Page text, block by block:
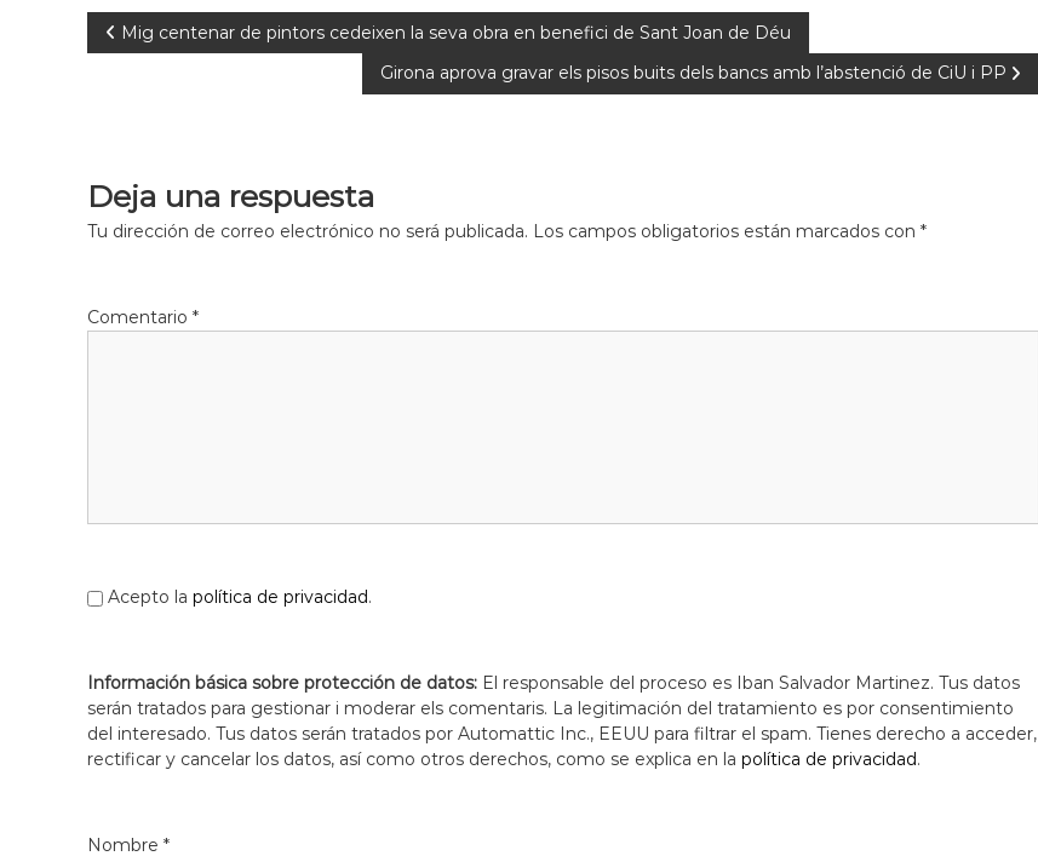
Mig centenar de pintors cedeixen la seva obra en benefici de Sant Joan de Déu
Girona aprova gravar els pisos buits dels bancs amb l’abstenció de CiU i PP
Deja una respuesta
Tu dirección de correo electrónico no será publicada. Los campos obligatorios están marcados con *
Comentario *
Acepto la política de privacidad.
Información básica sobre protección de datos: El responsable del proceso es Iban Salvador Martinez. Tus datos
serán tratados para gestionar i moderar els comentaris. La legitimación del tratamiento es por consentimiento
del interesado. Tus datos serán tratados por Automattic Inc., EEUU para filtrar el spam. Tienes derecho a acceder,
rectificar y cancelar los datos, así como otros derechos, como se explica en la política de privacidad.
Nombre *